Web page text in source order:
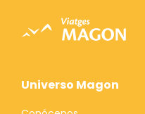
Universo Magon